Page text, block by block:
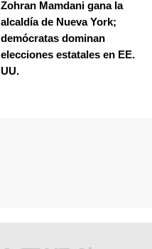
Zohran Mamdani gana la
alcaldía de Nueva York;
demócratas dominan
elecciones estatales en EE.
UU.